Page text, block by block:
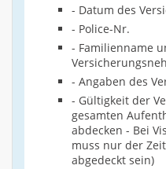
- Datum des
- Police-Nr.
- Familienname
- Angaben des
- Gültigkeit der
gesamten
abdecken - Bei
muss nur der
abgedeckt sein)